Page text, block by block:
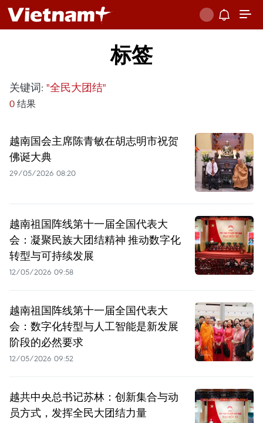
标签
关键词: "全民大团结"
0 结果
越南国会主席陈青敏在胡志明市祝贺
佛诞大典
29/05/2026 08:20
越南祖国阵线第十一届全国代表大
会：凝聚民族大团结精神 推动数字化
转型与可持续发展
12/05/2026 09:58
越南祖国阵线第十一届全国代表大
会：数字化转型与人工智能是新发展
阶段的必然要求
12/05/2026 09:52
越共中央总书记苏林：创新集合与动
员方式，发挥全民大团结力量